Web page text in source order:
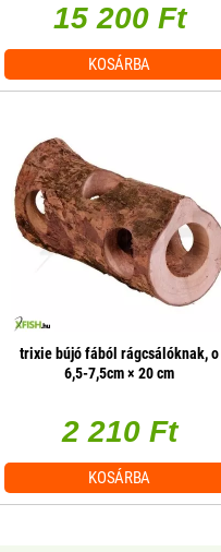
15 200 Ft
KOSÁRBA
trixie bújó fából rágcsálóknak, o
6,5-7,5cm × 20 cm
2 210 Ft
KOSÁRBA